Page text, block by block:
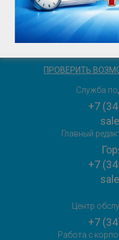
ПРОВЕРИТЬ
Служба
+7
Главный
+7
Центр
+7
Работа с